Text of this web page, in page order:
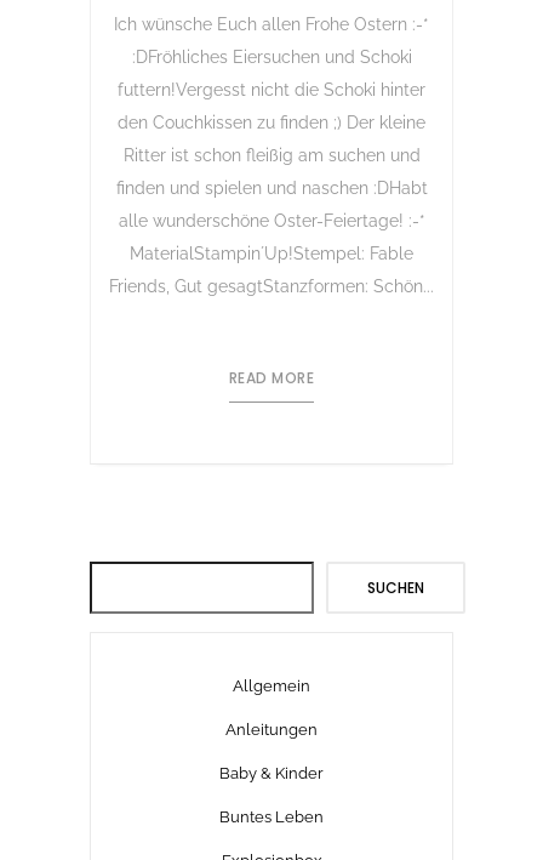
Ich wünsche Euch allen Frohe Ostern :-*
:DFröhliches Eiersuchen und Schoki
futtern!Vergesst nicht die Schoki hinter
den Couchkissen zu finden ;) Der kleine
Ritter ist schon fleißig am suchen und
finden und spielen und naschen :DHabt
alle wunderschöne Oster-Feiertage! :-*
MaterialStampin´Up!Stempel: Fable
Friends, Gut gesagtStanzformen: Schön...
READ MORE
SUCHEN
Allgemein
Anleitungen
Baby & Kinder
Buntes Leben